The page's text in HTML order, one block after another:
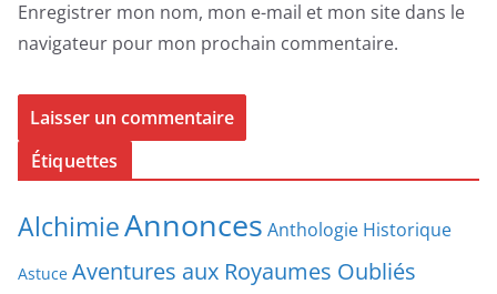
Enregistrer mon nom, mon e-mail et mon site dans le
navigateur pour mon prochain commentaire.
Étiquettes
AlchimieAnnonces Anthologie Historique
Astuce Aventures aux Royaumes Oubliés